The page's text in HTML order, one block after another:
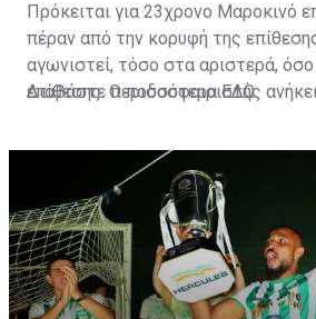
Πρόκειται για 23χρονο Μαροκινό
πέραν από την κορυφή της
αγωνιστεί, τόσο στα αριστερά, όσο
επίθεσης. Ο ποδοσφαιριστής
2026.
Διαβάστε περισσότεραΕΔΩ.